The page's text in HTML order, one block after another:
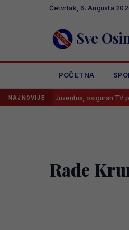
Četvrtak, 6. Augusta
Sve
POČETNA
NAJNOVIJE
debituje za Juventus, osiguran TV
Rade